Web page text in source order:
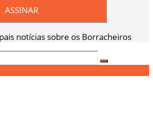
notícias sobre os Borracheiros